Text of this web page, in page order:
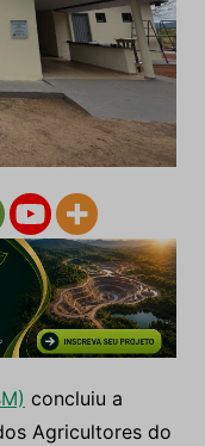
concluiu a
Agricultores do